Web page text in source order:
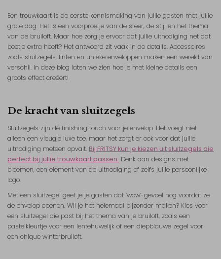
Een trouwkaart is de eerste kennismaking van jullie gasten met jullie
grote dag. Het is een voorproefje van de sfeer, de stijl en het thema
van de bruiloft. Maar hoe zorg je ervoor dat jullie uitnodiging net dat
beetje extra heeft? Het antwoord zit vaak in de details. Accessoires
zoals sluitzegels, linten en unieke enveloppen maken een wereld van
verschil. In deze blog laten we zien hoe je met kleine details een
groots effect creëert!
De kracht van sluitzegels
Sluitzegels zijn dé finishing touch voor je envelop. Het voegt niet
alleen een vleugje luxe toe, maar het zorgt er ook voor dat jullie
uitnodiging meteen opvalt. Bij FRITSY kun je kiezen uit sluitzegels die
perfect bij jullie trouwkaart passen. Denk aan designs met
bloemen, een element van de uitnodiging of zelfs jullie persoonlijke
logo.
Met een sluitzegel geef je je gasten dat ‘wow’-gevoel nog voordat ze
de envelop openen. Wil je het helemaal bijzonder maken? Kies voor
een sluitzegel die past bij het thema van je bruiloft, zoals een
pastelkleurtje voor een lentehuwelijk of een diepblauwe zegel voor
een chique winterbruiloft.